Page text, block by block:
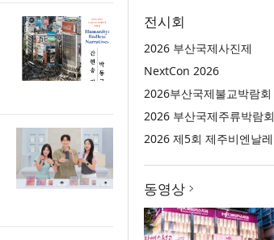
전시회
2026 부산국제사진제
NextCon 2026
2026부산국제불교박람회
2026 부산국제주류박람회
2026 제5회 제주비엔날레
동영상